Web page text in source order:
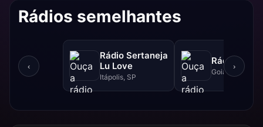
Rádios semelhantes
‹
Rádio Sertaneja
Lu Love
Itápolis, SP
Rádio XYZ
Goiânia, GO
›